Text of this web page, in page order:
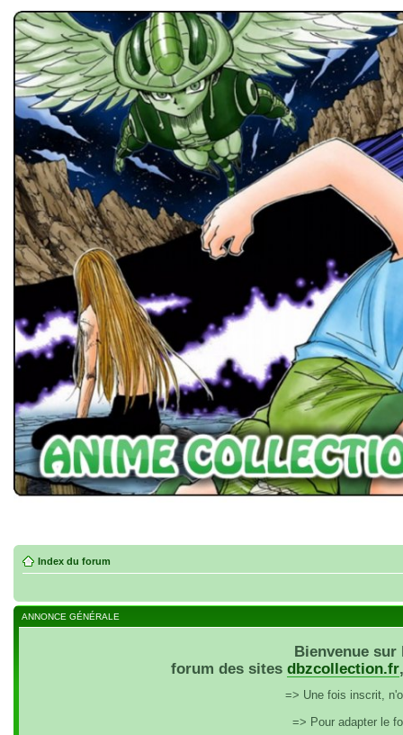
Index du forum
ANNONCE GÉNÉRALE
Bienvenue
forum des sites dbzcollection.fr
=> Une fois inscrit,
=> Pour adapter le